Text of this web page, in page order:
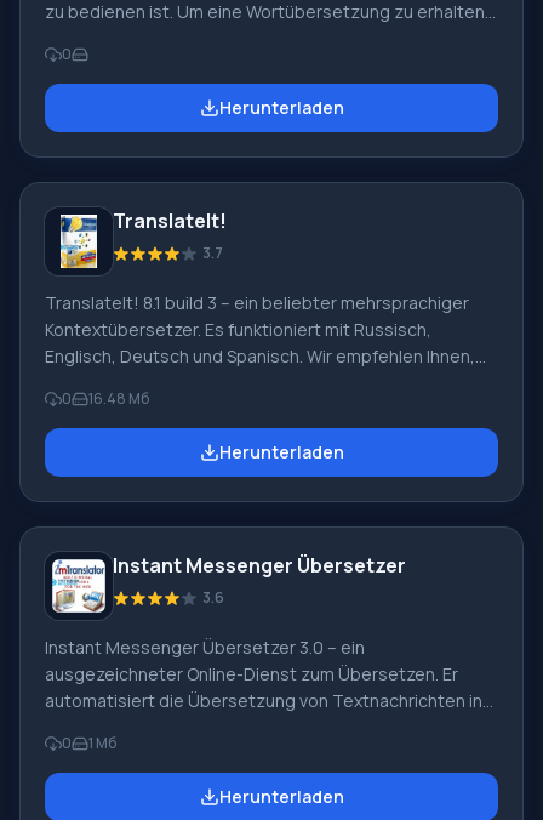
zu bedienen ist. Um eine Wortübersetzung zu erhalten,
Übersetzungs-Popup daneben. Beachten Sie, dass der
gleiche Vorgang mit einer ganzen Phrase durchgeführt
werden kann, was die Übersetzung erheblich
Merkmal des Programms ist, dass die Übersetzung der
ausgewählten Phrase immer vertont wird. Somit,
0
Herunterladen
TranslateIt!
3.7
TranslateIt! 8.1 build 3 – ein beliebter mehrsprachiger
Kontextübersetzer. Es funktioniert mit Russisch,
Englisch, Deutsch und Spanisch. Wir empfehlen Ihnen,
herunterzuladen, sodass Sie ohne Schwierigkeiten in
jeder Windows-Betriebssystemanwendung arbeiten
können. Nach der Installation eines solchen Programms
Cursor auf ein unbekanntes Wort setzen. Post
0 16.48 Мб
Herunterladen
Instant Messenger Übersetzer
3.6
Instant Messenger Übersetzer 3.0 – ein
ausgezeichneter Online-Dienst zum Übersetzen. Er
automatisiert die Übersetzung von Textnachrichten in
Wir empfehlen Ihnen, Instant Messenger Übersetzer 3.0
kostenlos herunterzuladen, um schnell von einer
Sprache in eine andere zu übersetzen. Mit dieser
0 1 Мб
Herunterladen